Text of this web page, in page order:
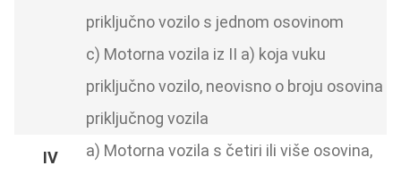
priključno vozilo s jednom osovinom
c) Motorna vozila iz II a) koja vuku
priključno vozilo, neovisno o broju osovina
priključnog vozila
a) Motorna vozila s četiri ili više osovina,